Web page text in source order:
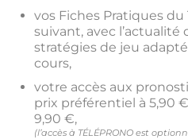
vos Fiches Pratiques
suivant, avec l’actualité
stratégies de jeu
cours,
votre accès aux
prix préférentiel à 5,90
9,90 €,
(l’accès à TÉLÉPRONO est